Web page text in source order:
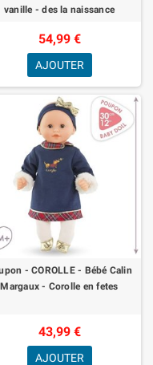
vanille - des la naissance
54,99 €
AJOUTER
- COROLLE - Bébé Calin
Margaux - Corolle en fetes
43,99 €
AJOUTER